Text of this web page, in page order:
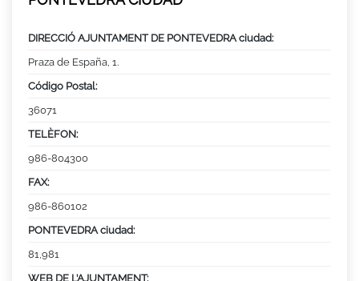
DIRECCIÓ AJUNTAMENT DE PONTEVEDRA ciudad:
Praza de España, 1.
Código Postal:
36071
TELÈFON:
986-804300
FAX:
986-860102
PONTEVEDRA ciudad:
81,981
WEB DE L’AJUNTAMENT: